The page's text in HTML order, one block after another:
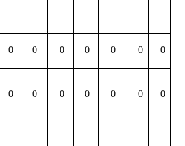
0 0 0 0 0 0 0
0 0 0 0 0 0 0